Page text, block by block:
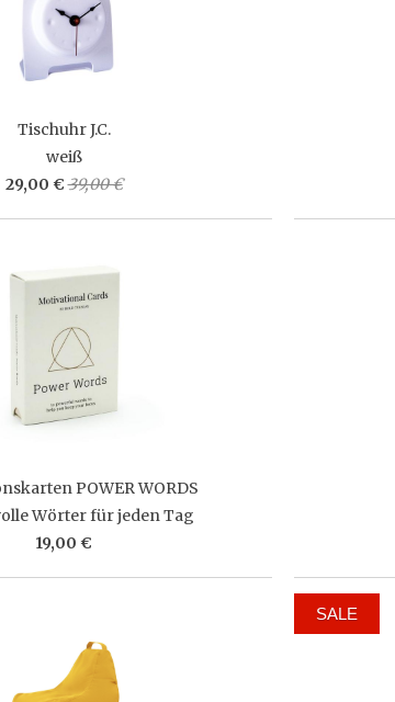
Tischuhr J.C.
weiß
29,00 €39,00 €
POWER WORDS
Wörter für jeden Tag
19,00 €
SALE